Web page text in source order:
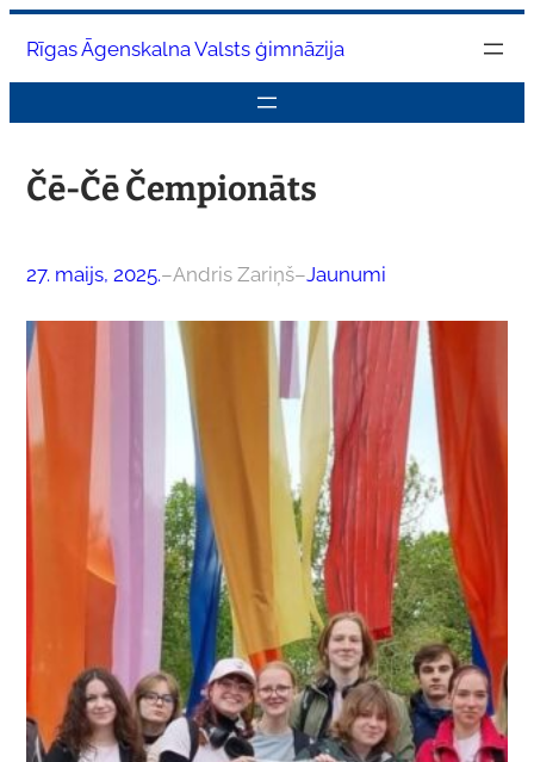
uzRīgas Āgenskalna Valsts ģimnāzija
Čē-Čē Čempionāts
27. maijs, 2025.–Andris Zariņš–Jaunumi